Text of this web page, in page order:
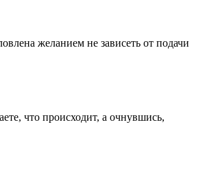
желанием не зависеть от подачи
что происходит, а очнувшись,